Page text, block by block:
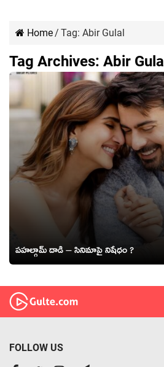
Home/ Tag: Abir Gulal
Tag Archives: Abir Gulal
పహల్గామ్ దాడి – సినిమాపై నిషేధం ?
FOLLOW US